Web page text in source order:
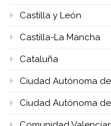
Castilla y León
Castilla-La Mancha
Cataluña
Ciudad Autónoma
Ciudad Autónoma